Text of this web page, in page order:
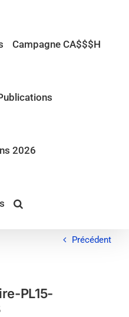
Campagne CA$$$H
2026
Précédent
PL15-